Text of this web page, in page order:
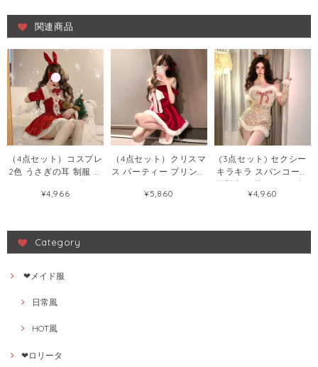
関連商品
（4点セット）コスプレ
2色 うさぎの耳 制服 尾
クリスマス ワンピース
56458140
¥4,966
（4点セット）クリスマ
ス パーティー プリンセ
ダー ワンピース
¥5,860
(3点セット) セクシー
キラキラ スパンコール
摄影 切り替え ワンピー
ス126093141
¥4,960
Category
❤メイド服
日常風
HOT風
❤ロリータ